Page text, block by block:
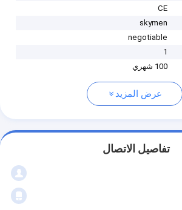
CE
skymen
negotiable
1
100 شهري
عرض المزيد
تفاصيل الاتصال